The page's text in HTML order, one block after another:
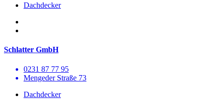
Dachdecker
Schlatter GmbH
0231 87 77 95
Mengeder Straße 73
Dachdecker